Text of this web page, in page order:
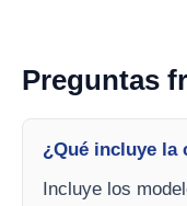
Preguntas
¿Qué incluye la
Incluye los